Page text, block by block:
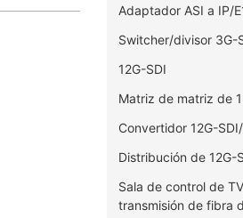
Adaptador ASI a IP/
Switcher/divisor 3G-
12G-SDI
Matriz de matriz de
Convertidor 12G-
Distribución de 12G-
Sala de control de
transmisión de fibra